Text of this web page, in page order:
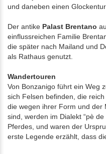
und daneben einen
Der antike Palast Brentano
einflussreichen Familie
die später nach Mailand und
als Rathaus genutzt.
Wandertouren
Von Bonzanigo führt ein Weg
sich Felsen befinden, die
die wegen ihrer Form und der
sind, werden im Dialekt “pè
Pferdes, und waren der
erste Legende erzählt, dass